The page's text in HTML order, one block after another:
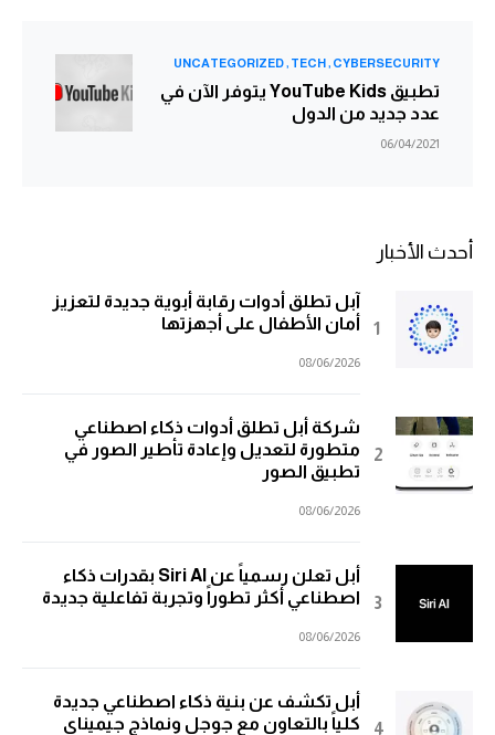
CYBERSECURITY
TECH
UNCATEGORIZED
تطبيق YouTube Kids يتوفر الآن في
عدد جديد من الدول
06/04/2021
أحدث الأخبار
آبل تطلق أدوات رقابة أبوية جديدة لتعزيز
أمان الأطفال على أجهزتها
08/06/2026
شركة أبل تطلق أدوات ذكاء اصطناعي
متطورة لتعديل وإعادة تأطير الصور في
تطبيق الصور
08/06/2026
أبل تعلن رسمياً عن Siri AI بقدرات ذكاء
اصطناعي أكثر تطوراً وتجربة تفاعلية جديدة
08/06/2026
أبل تكشف عن بنية ذكاء اصطناعي جديدة
كلياً بالتعاون مع جوجل ونماذج جيميناي